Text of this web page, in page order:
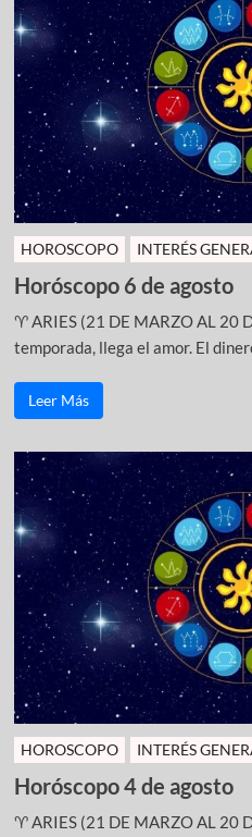
HOROSCOPO INTERÉS
Horóscopo 6 de agosto
♈ ARIES (21 DE MARZO AL 20
temporada, llega el amor. El
Leer Más
HOROSCOPO INTERÉS
Horóscopo 4 de agosto
♈ ARIES (21 DE MARZO AL 20